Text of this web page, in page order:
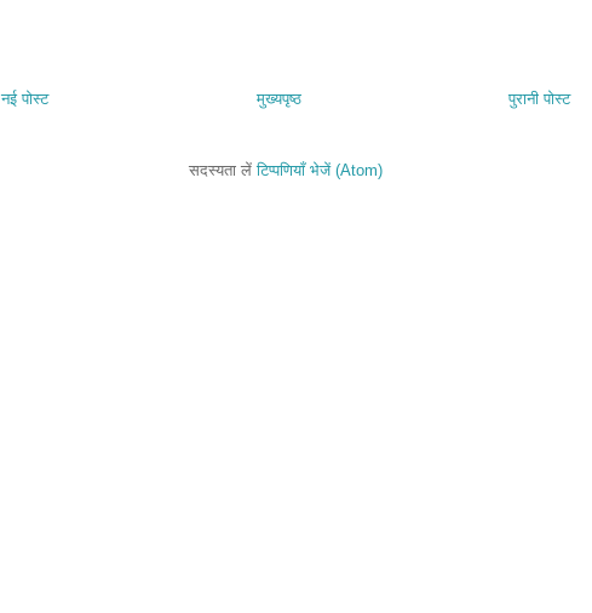
नई पोस्ट पुरानी पोस्ट
मुख्यपृष्ठ
सदस्यता लेंटिप्पणियाँ भेजें (Atom)